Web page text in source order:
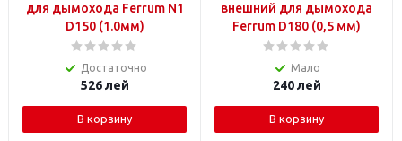
для дымохода Ferrum N1
D150 (1.0мм)
Достаточно
526лей
В корзину
внешний для дымохода
Ferrum D180 (0,5 мм)
Мало
240лей
В корзину